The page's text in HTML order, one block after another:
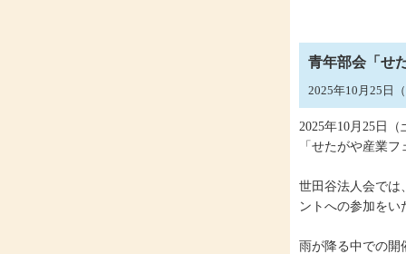
青年部会「せ
2025年10月25日
2025年10月25日
「せたがや産業
世田谷法人会では
ントへの参加をい
雨が降る中での開